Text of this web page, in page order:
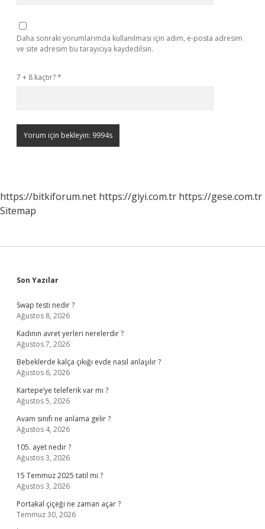
Daha sonraki yorumlarımda kullanılması için adım, e-posta adresim
ve site adresim bu tarayıcıya kaydedilsin.
7 + 8 kaçtır?*
https://bitkiforum.net https://giyi.com.tr https://gese.com.tr
Sitemap
Sidebar
Son Yazılar
Swap testi nedir ?
Ağustos 8, 2026
Kadının avret yerleri nerelerdir ?
Ağustos 7, 2026
Bebeklerde kalça çıkığı evde nasıl anlaşılır ?
Ağustos 6, 2026
Kartepe’ye teleferik var mı ?
Ağustos 5, 2026
Avam sınıfı ne anlama gelir ?
Ağustos 4, 2026
105. ayet nedir ?
Ağustos 3, 2026
15 Temmuz 2025 tatil mi ?
Ağustos 3, 2026
Portakal çiçeği ne zaman açar ?
Temmuz 30, 2026